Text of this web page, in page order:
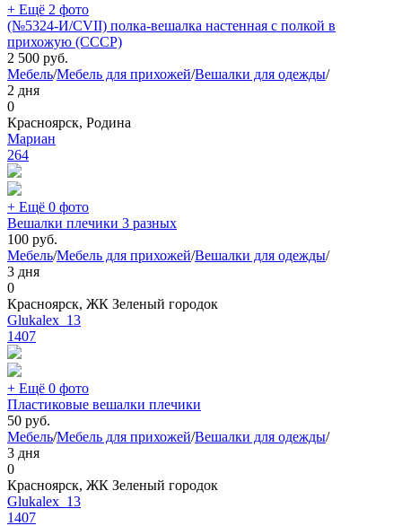
+ Ещё 2 фото
(№5324-И/CVII) полка-вешалка настенная с полкой в
прихожую (СССР)
2 500 руб.
Мебель/Мебель для прихожей/Вешалки для одежды/
2 дня
0
Красноярск, Родина
Мариан
264
+ Ещё 0 фото
Вешалки плечики 3 разных
100 руб.
Мебель/Мебель для прихожей/Вешалки для одежды/
3 дня
0
Красноярск, ЖК Зеленый городок
Glukalex_13
1407
+ Ещё 0 фото
Пластиковые вешалки плечики
50 руб.
Мебель/Мебель для прихожей/Вешалки для одежды/
3 дня
0
Красноярск, ЖК Зеленый городок
Glukalex_13
1407